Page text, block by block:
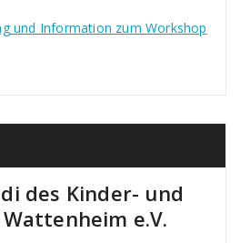
und Information zum Workshop
des Kinder- und
e.V.